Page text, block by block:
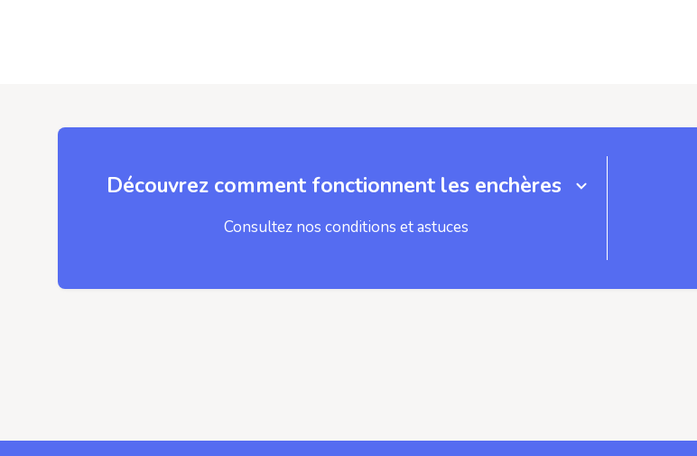
Découvrez comment fonctionnent les enchères
Consultez nos conditions et astuces